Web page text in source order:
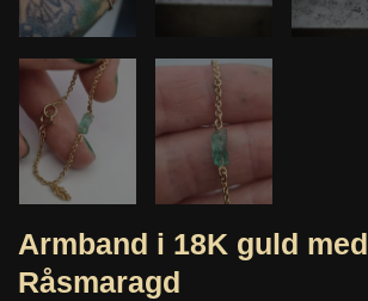
Armband i 18K guld med
Råsmaragd